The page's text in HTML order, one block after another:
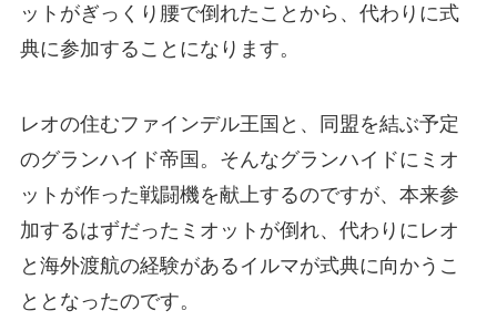
ットがぎっくり腰で倒れたことから、代わりに式
典に参加することになります。
レオの住むファインデル王国と、同盟を結ぶ予定
のグランハイド帝国。そんなグランハイドにミオ
ットが作った戦闘機を献上するのですが、本来参
加するはずだったミオットが倒れ、代わりにレオ
と海外渡航の経験があるイルマが式典に向かうこ
ととなったのです。